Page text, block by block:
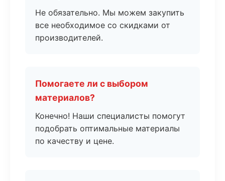
Не обязательно. Мы можем закупить
все необходимое со скидками от
производителей.
Помогаете ли с выбором
материалов?
Конечно! Наши специалисты помогут
подобрать оптимальные материалы
по качеству и цене.